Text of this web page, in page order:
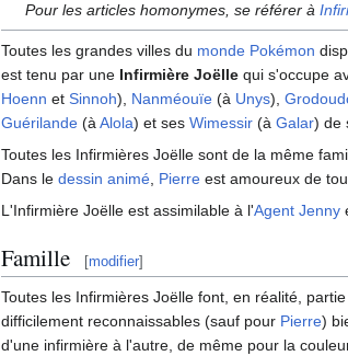
Pour les articles homonymes, se référer à
Toutes les grandes villes du monde Pokémon
est tenu par une Infirmière Joëlle qui s'occupe
Hoenn et Sinnoh), Nanméouïe (à Unys),
Guérilande (à Alola) et ses Wimessir (à Galar) de
Toutes les Infirmières Joëlle sont de la même
Dans le dessin animé Pierre est amoureux de
L'Infirmière Joëlle est assimilable à l'Agent Jenny
Famille [modifier]
Toutes les Infirmières Joëlle font, en réalité,
difficilement reconnaissables (sauf pour Pierre)
d'une infirmière à l'autre, de même pour la